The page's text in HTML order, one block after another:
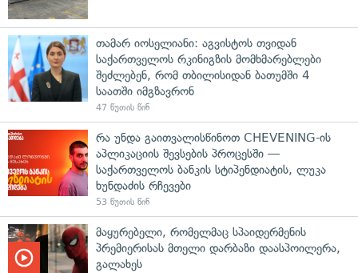
თამარ იოსელიანი: აგვისტოს თვიდან
საქართველოს რკინიგზის მომხმარებლები
შეძლებენ, რომ თბილისიდან ბათუმში 4
საათში იმგზავრონ
47 წუთის წინ
რა უნდა გაითვალისწინოთ CHEVENING-ის
აპლიკაციის შევსების პროცესში —
საქართველოს ბანკის სტიპენდიატის, ლუკა
ხუნდაძის რჩევები
53 წუთის წინ
მაყურებელი, რომელმაც სპაიდერმენის
პრემიერისას მთელი დარბაზი დაასპოილერა,
გალახეს